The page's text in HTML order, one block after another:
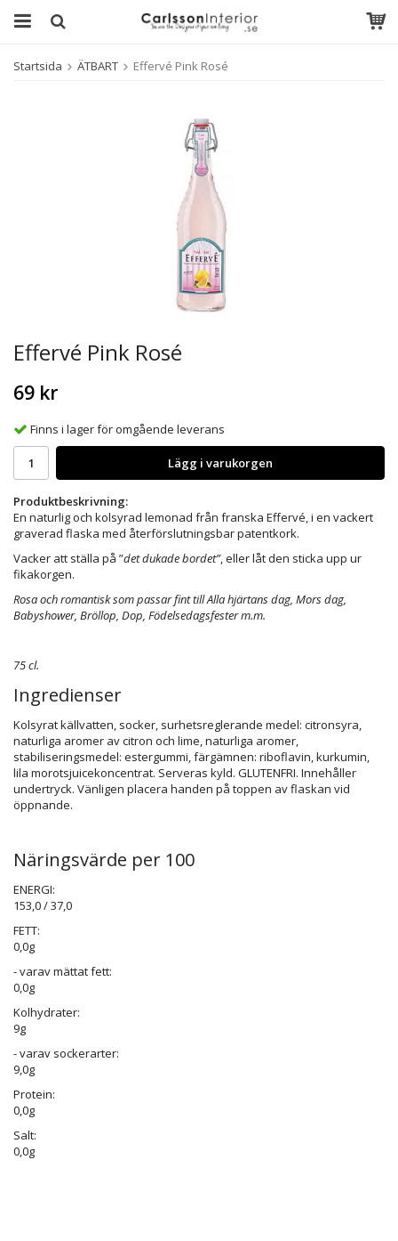
Startsida ÄTBART Effervé Pink Rosé
Effervé Pink Rosé
69 kr
Finns i lager för omgående leverans
Lägg i varukorgen
Produktbeskrivning:
En naturlig och kolsyrad lemonad från franska Effervé, i en vackert
graverad flaska med återförslutningsbar patentkork.
Vacker att ställa på ”det dukade bordet”, eller låt den sticka upp ur
fikakorgen.
Rosa och romantisk som passar fint till Alla hjärtans dag, Mors dag,
Babyshower, Bröllop, Dop, Födelsedagsfester m.m.
75 cl.
Ingredienser
Kolsyrat källvatten, socker, surhetsreglerande medel: citronsyra,
naturliga aromer av citron och lime, naturliga aromer,
stabiliseringsmedel: estergummi, färgämnen: riboflavin, kurkumin,
lila morotsjuicekoncentrat. Serveras kyld. GLUTENFRI. Innehåller
undertryck. Vänligen placera handen på toppen av flaskan vid
öppnande.
Näringsvärde per 100
ENERGI:
153,0 / 37,0
FETT:
0,0g
- varav mättat fett:
0,0g
Kolhydrater:
9g
- varav sockerarter:
9,0g
Protein:
0,0g
Salt:
0,0g